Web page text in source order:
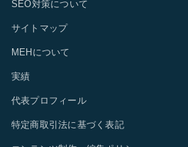
SEO対策について
サイトマップ
MEHについて
実績
代表プロフィール
特定商取引法に基づく表記